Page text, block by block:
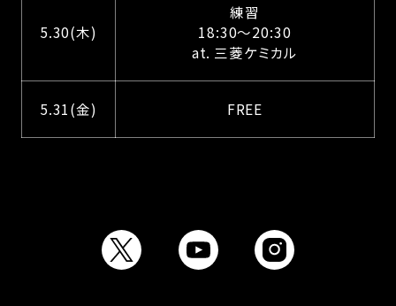
5.30(木)
練習
18:30～20:30
at. 三菱ケミカル
5.31(金) FREE